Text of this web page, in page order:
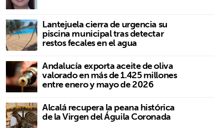
Lantejuela cierra de urgencia su
piscina municipal tras detectar
restos fecales en el agua
Andalucía exporta aceite de oliva
valorado en más de 1.425 millones
entre enero y mayo de 2026
Alcalá recupera la peana histórica
de la Virgen del Águila Coronada